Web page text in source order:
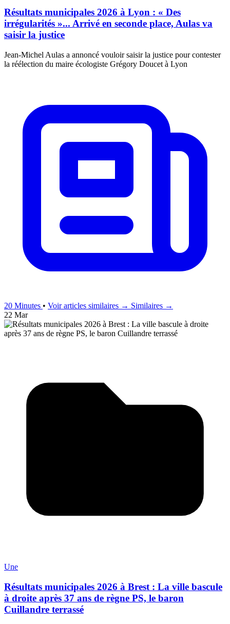
Résultats municipales 2026 à Lyon : « Des
irrégularités »... Arrivé en seconde place, Aulas va
saisir la justice
Jean-Michel Aulas a annoncé vouloir saisir la justice pour contester
la réélection du maire écologiste Grégory Doucet à Lyon
20 Minutes • Voir articles similaires → Similaires →
22 Mar
Une
Résultats municipales 2026 à Brest : La ville bascule
à droite après 37 ans de règne PS, le baron
Cuillandre terrassé